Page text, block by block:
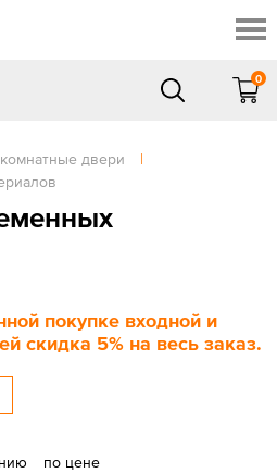
0
двери
|
покупке входной и
скидка 5% на весь заказ.
по цене